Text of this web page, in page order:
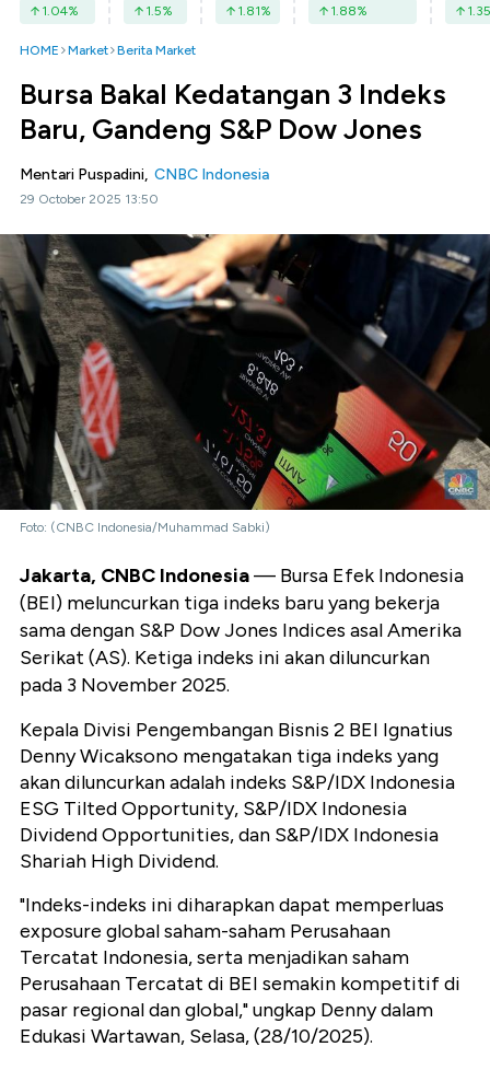
1.04% 1.5% 1.81% 1.88% 1.35
HOME Market Berita Market
Bursa Bakal Kedatangan 3 Indeks
Baru, Gandeng S&P Dow Jones
Mentari Puspadini, CNBC Indonesia
29 October 2025 13:50
Foto: (CNBC Indonesia/Muhammad Sabki)
Jakarta, CNBC Indonesia— Bursa Efek Indonesia
(BEI) meluncurkan tiga indeks baru yang bekerja
sama dengan S&P Dow Jones Indices asal Amerika
Serikat (AS). Ketiga indeks ini akan diluncurkan
pada 3 November 2025.
Kepala Divisi Pengembangan Bisnis 2 BEI Ignatius
Denny Wicaksono mengatakan tiga indeks yang
akan diluncurkan adalah indeks S&P/IDX Indonesia
ESG Tilted Opportunity, S&P/IDX Indonesia
Dividend Opportunities, dan S&P/IDX Indonesia
Shariah High Dividend.
"Indeks-indeks ini diharapkan dapat memperluas
exposure global saham-saham Perusahaan
Tercatat Indonesia, serta menjadikan saham
Perusahaan Tercatat di BEI semakin kompetitif di
pasar regional dan global," ungkap Denny dalam
Edukasi Wartawan, Selasa, (28/10/2025).